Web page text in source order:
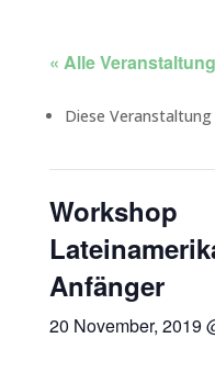
« Alle
Diese
Workshop
Anfänger
20 November, 2019